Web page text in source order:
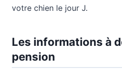
votre chien le jour J.
Les informations à
pension